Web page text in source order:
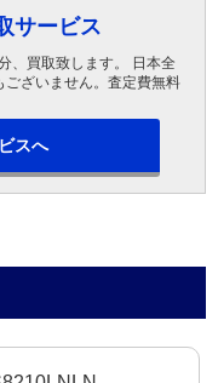
サービス
、買取致します。 日本全
ございません。査定費無料
スへ